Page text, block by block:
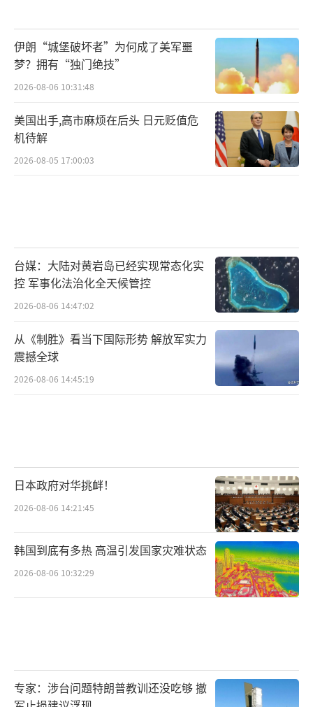
伊朗“城堡破坏者”为何成了美军噩
梦？拥有“独门绝技”
2026-08-06 10:31:48
美国出手,高市麻烦在后头 日元贬值危
机待解
2026-08-05 17:00:03
台媒：大陆对黄岩岛已经实现常态化实
控 军事化法治化全天候管控
2026-08-06 14:47:02
从《制胜》看当下国际形势 解放军实力
震撼全球
2026-08-06 14:45:19
日本政府对华挑衅！
2026-08-06 14:21:45
韩国到底有多热 高温引发国家灾难状态
2026-08-06 10:32:29
专家：涉台问题特朗普教训还没吃够 撤